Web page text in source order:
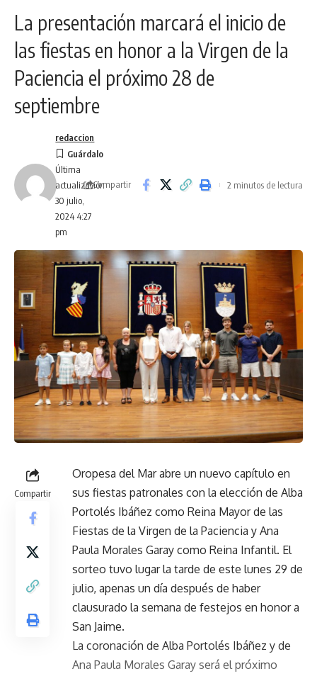
La presentación marcará el inicio de
las fiestas en honor a la Virgen de la
Paciencia el próximo 28 de
septiembre
Última
actualización
30 julio,
2024 4:27
pm
redaccion
Compartir 2 minutos de lectura
Compartir
Oropesa del Mar abre un nuevo capítulo en
sus fiestas patronales con la elección de Alba
Portolés Ibáñez como Reina Mayor de las
Fiestas de la Virgen de la Paciencia y Ana
Paula Morales Garay como Reina Infantil. El
sorteo tuvo lugar la tarde de este lunes 29 de
julio, apenas un día después de haber
clausurado la semana de festejos en honor a
San Jaime.
La coronación de Alba Portolés Ibáñez y de
Ana Paula Morales Garay será el próximo